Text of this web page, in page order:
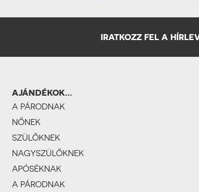
IRATKOZZ FEL A
AJÁNDÉKOK...
A PÁRODNAK
NŐNEK
SZÜLŐKNEK
NAGYSZÜLŐKNEK
APÓSÉKNAK
A PÁRODNAK